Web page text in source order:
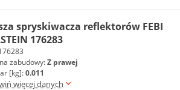
spryskiwacza reflektorów FEBI
176283
zabudowy:Z prawej
[kg]:0.011
więcej danych